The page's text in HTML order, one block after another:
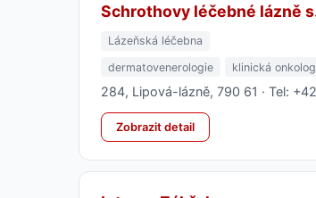
Schrothovy léčebné lázně
Lázeňská léčebna
dermatovenerologie
klinická
284, Lipová-lázně, 790 61 · Tel:
Zobrazit detail